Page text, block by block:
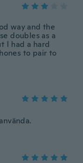
way and the
doubles as a
I had a hard
to pair to